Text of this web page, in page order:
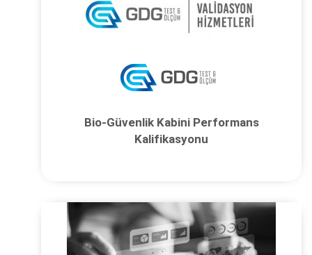
Bio-Güvenlik Kabini Performans
Kalifikasyonu